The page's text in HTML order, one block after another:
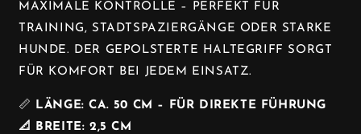
MAXIMALE KONTROLLE – PERFEKT FÜR
TRAINING, STADTSPAZIERGÄNGE ODER STARKE
HUNDE. DER GEPOLSTERTE HALTEGRIFF SORGT
FÜR KOMFORT BEI JEDEM EINSATZ.
📏 LÄNGE: CA. 50 CM – FÜR DIREKTE FÜHRUNG
📐 BREITE: 2,5 CM